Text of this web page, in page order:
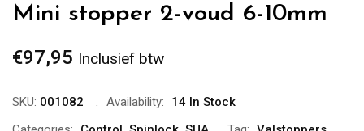
Mini stopper 2-voud 6-10mm
€97,95 Inclusief btw
SKU: 001082 Availability:
14 In Stock